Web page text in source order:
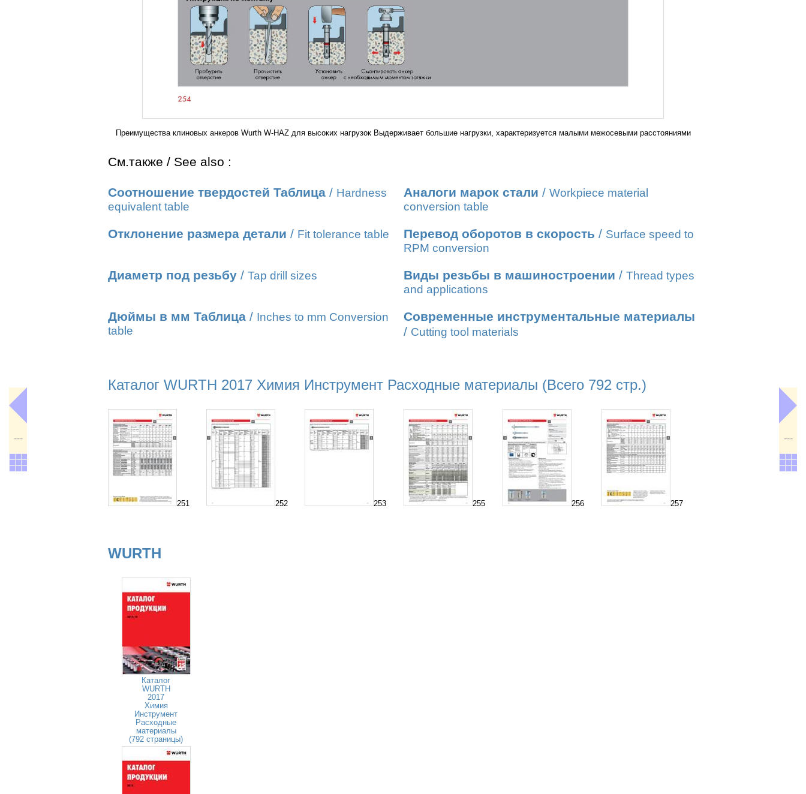
Преимущества клиновых анкеров Wurth W-HAZ для высоких нагрузок Выдерживает большие нагрузки, характеризуется малыми межосевыми расстояниями
См.также / See also :
Соотношение твердостей Таблица / Hardness
equivalent table
Аналоги марок стали / Workpiece material
conversion table
Отклонение размера детали / Fit tolerance table Перевод оборотов в скорость / Surface speed to
RPM conversion
Диаметр под резьбу / Tap drill sizes Виды резьбы в машиностроении / Thread types
and applications
Дюймы в мм Таблица / Inches to mm Conversion
table
Современные инструментальные материалы
/ Cutting tool materials
Каталог WURTH 2017 Химия Инструмент Расходные материалы (Всего 792 стр.)
251 252 253 255 256 257
WURTH
Каталог
WURTH
2017
Химия
Инструмент
Расходные
материалы
(792 страницы)
--- ---